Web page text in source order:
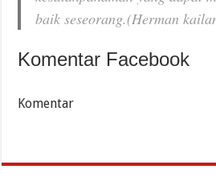
baik seseorang.(Herman
Komentar Facebook
Komentar